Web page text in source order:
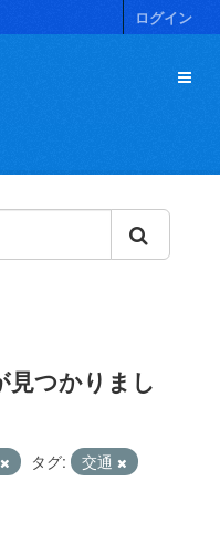
ログイン
見つかりまし
タグ:
交通